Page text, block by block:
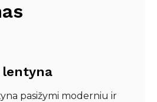
lentyna
pasižymi moderniu ir